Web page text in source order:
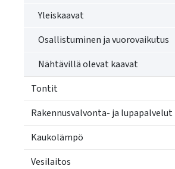
ja
Yleiskaavat
Osallistuminen ja vuorovaikutus
Nähtävillä olevat kaavat
Tontit
Rakennusvalvonta- ja lupapalvelut
Kaukolämpö
Vesilaitos